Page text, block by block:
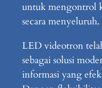
untuk mengontrol
secara menyeluruh.
LED videotron
sebagai solusi
informasi yang